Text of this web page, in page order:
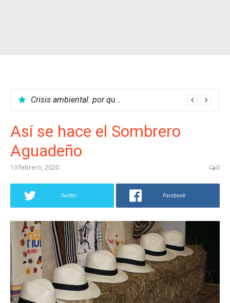
Crisis ambiental: por qué no podemos parar el calentamiento global
Así se hace el Sombrero
Aguadeño
10 febrero, 2020 0
Twitter Facebook